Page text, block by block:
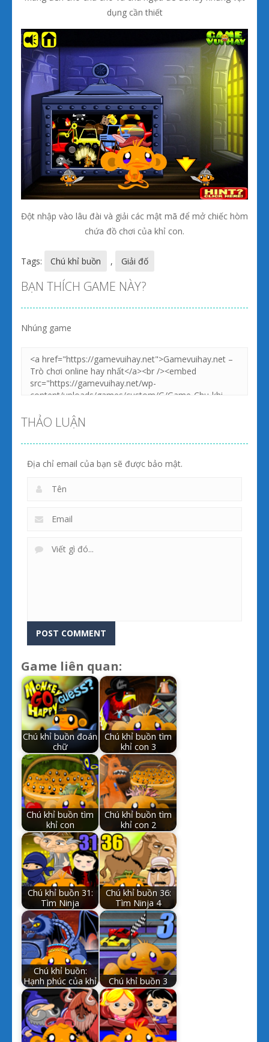
dụng cần thiết
Đột nhập vào lâu đài và giải các mật mã để mở chiếc hòm
chứa đồ chơi của khỉ con.
Tags: Chú khỉ buồn , Giải đố
BẠN THÍCH GAME NÀY?
Nhúng game
THẢO LUẬN
Địa chỉ email của bạn sẽ được bảo mật.
Game liên quan:
Chú khỉ buồn đoán
chữ
Chú khỉ buồn tìm
khỉ con 3
Chú khỉ buồn tìm
khỉ con
Chú khỉ buồn tìm
khỉ con 2
Chú khỉ buồn 31:
Tìm Ninja
Chú khỉ buồn 36:
Tìm Ninja 4
Chú khỉ buồn:
Hạnh phúc của khỉ
Chú khỉ buồn 3